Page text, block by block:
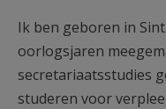
Ik ben geboren in
oorlogsjaren
secretariaatsstudies
studeren voor